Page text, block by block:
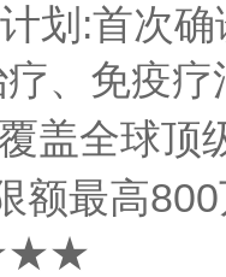
:首次确
、免疫
全球顶
最高800